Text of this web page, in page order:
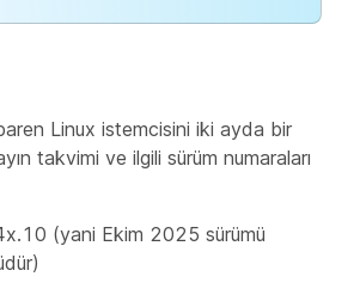
Linux istemcisini iki ayda bir
takvimi ve ilgili sürüm numaraları
(yani Ekim 2025 sürümü